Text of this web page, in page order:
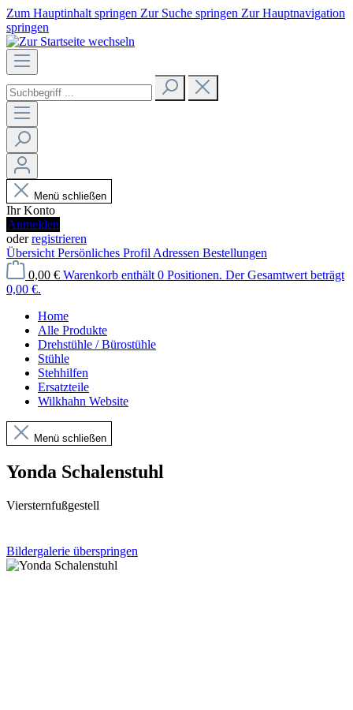
Zum Hauptinhalt springen Zur Suche springen Zur Hauptnavigation
springen
Menü schließen
Ihr Konto
Anmelden
oderregistrieren
Übersicht Persönliches Profil Adressen Bestellungen
0,00 € Warenkorb enthält 0 Positionen. Der Gesamtwert beträgt
0,00 €.
Home
Alle Produkte
Drehstühle / Bürostühle
Stühle
Stehhilfen
Ersatzteile
Wilkhahn Website
Menü schließen
Yonda Schalenstuhl
Viersternfußgestell
Bildergalerie überspringen